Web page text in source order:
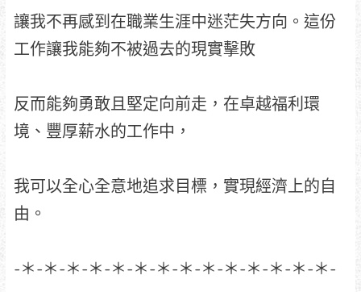
讓我不再感到在職業生涯中迷茫失方向。這份
工作讓我能夠不被過去的現實擊敗
反而能夠勇敢且堅定向前走，在卓越福利環
境、豐厚薪水的工作中，
我可以全心全意地追求目標，實現經濟上的自
由。
-＊-＊-＊-＊-＊-＊-＊-＊-＊-＊-＊-＊-＊-＊-